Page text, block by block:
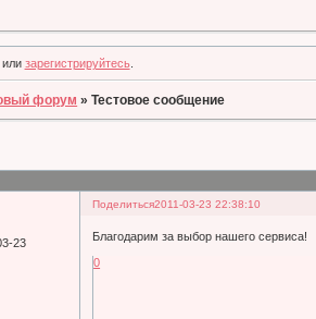
зарегистрируйтесь.
форум »Тестовое сообщение
Поделиться2011-03-23 22:38:10
23
Благодарим за выбор нашего сервиса!
0